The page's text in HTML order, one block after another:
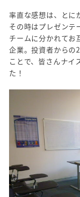
率直な感想は、とに
その時はプレゼンテ
チームに分かれてお
企業。投資者からの
ことで、皆さんナイ
た！